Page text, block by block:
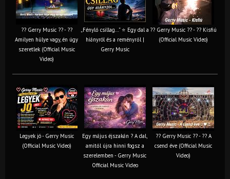
?? Gerry Music ?? - ??
Amilyen hülye vagy, én úgy
szeretlek (Official Music
Video)
„Fénylő csillag…” ⭐ Egy dal a
hiányról és a reményről |
Gerry Music
?? Gerry Music ?? - ?? Kisfiú
(Official Music Video)
Legyek jó - Gerry Music
(Official Music Video)
Egy május éjszakán ? A dal,
amitől újra hinni fogsz a
szerelemben - Gerry Music
Official Music Video
?? Gerry Music ?? - ?? A
csend éve (Official Music
Video)